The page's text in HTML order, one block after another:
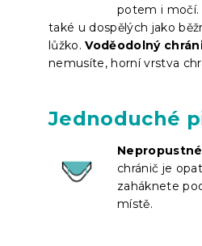
potem i močí.
také u dospělých jako
lůžko.Voděodolný
nemusíte, horní vrstva
Jednoduché
chránič je
zaháknete
místě.